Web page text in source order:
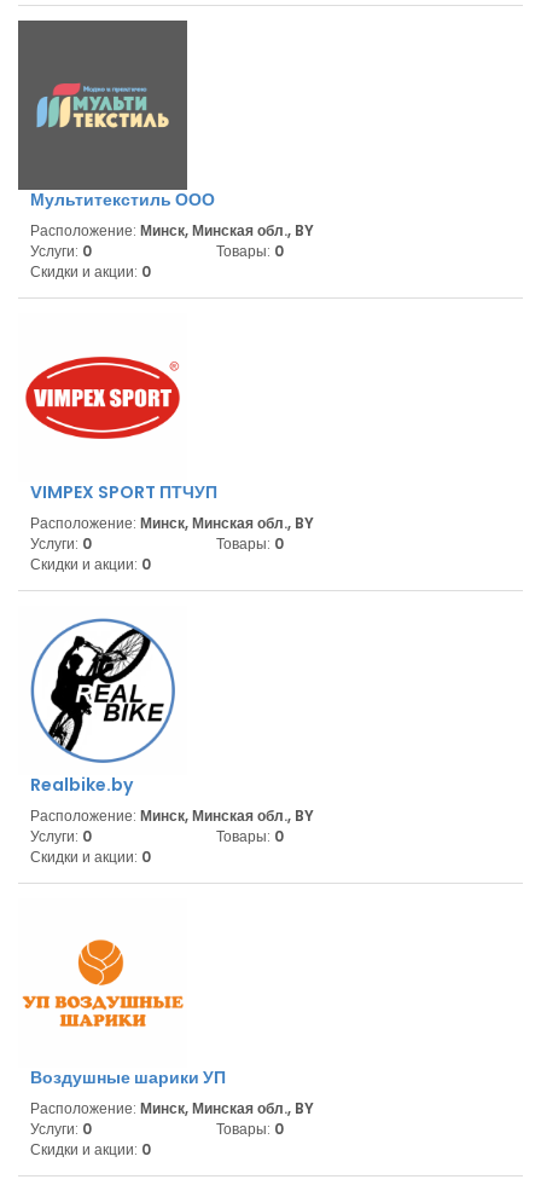
Мультитекстиль ООО
Расположение: Минск, Минская обл., BY
Услуги: 0 Товары: 0
Скидки и акции: 0
VIMPEX SPORT ПТЧУП
Расположение: Минск, Минская обл., BY
Услуги: 0 Товары: 0
Скидки и акции: 0
Realbike.by
Расположение: Минск, Минская обл., BY
Услуги: 0 Товары: 0
Скидки и акции: 0
Воздушные шарики УП
Расположение: Минск, Минская обл., BY
Услуги: 0 Товары: 0
Скидки и акции: 0